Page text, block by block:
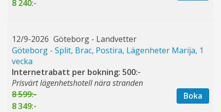
8 240:-
12/9-2026 Göteborg - Landvetter
Göteborg - Split, Brac, Postira, Lägenheter Marija, 1
vecka
Internetrabatt per bokning: 500:-
Prisvärt lägenhetshotell nära stranden
8 599:-
8 349:-
Boka